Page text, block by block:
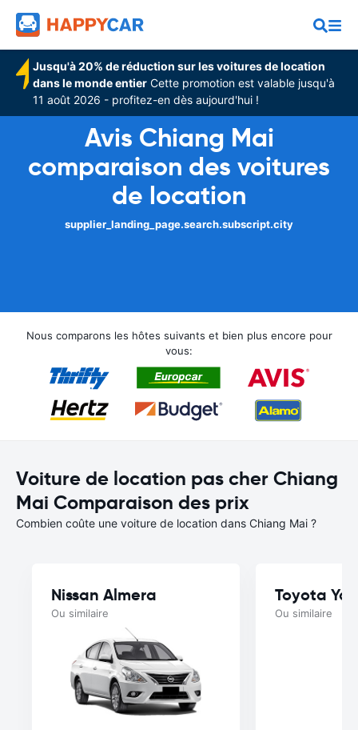
Jusqu'à 20% de réduction sur les voitures de location
dans le monde entier Cette promotion est valable jusqu'à
11 août 2026 - profitez-en dès aujourd'hui !
Avis Chiang Mai
comparaison des voitures
de location
supplier_landing_page.search.subscript.city
Nous comparons les hôtes suivants et bien plus encore pour
vous:
Voiture de location pas cher Chiang
Mai Comparaison des prix
Combien coûte une voiture de location dans Chiang Mai ?
Nissan Almera
Ou similaire
Toyota
Ou similaire